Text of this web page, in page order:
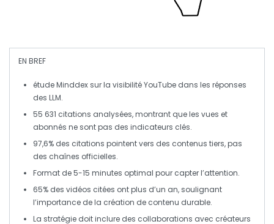
EN BREF
étude Minddex sur la visibilité YouTube dans les réponses
des LLM.
55 631 citations analysées, montrant que les vues et
abonnés ne sont pas des indicateurs clés.
97,6% des citations pointent vers des contenus tiers, pas
des chaînes officielles.
Format de5-15 minutes optimal pour capter l’attention.
65% des vidéos citées ont plus d’un an, soulignant
l’importance de la création de contenu durable.
La stratégie doit inclure des collaborations avec créateurs